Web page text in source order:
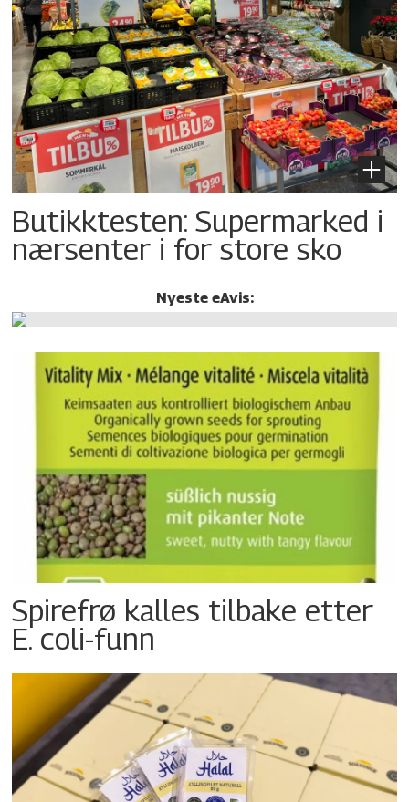
Butikktesten: Supermarked i
nærsenter i for store sko
Nyeste eAvis:
Spirefrø kalles tilbake etter
E. coli-funn